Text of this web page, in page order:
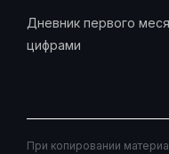
Дневник первого
цифрами
При копировании